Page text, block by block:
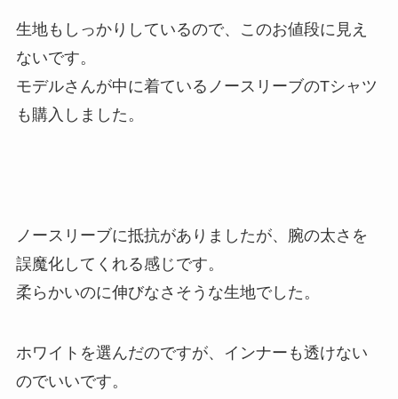
生地もしっかりしているので、このお値段に見え
ないです。
モデルさんが中に着ているノースリーブのTシャツ
も購入しました。
ノースリーブに抵抗がありましたが、腕の太さを
誤魔化してくれる感じです。
柔らかいのに伸びなさそうな生地でした。
ホワイトを選んだのですが、インナーも透けない
のでいいです。